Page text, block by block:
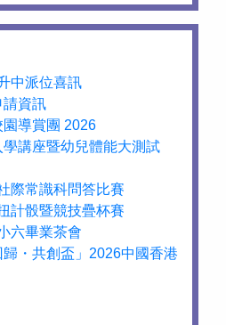
中派位喜訊
請資訊
導賞團 2026
講座暨幼兒體能大測試
際常識科問答比賽
計骰暨競技疊杯賽
六畢業茶會
・共創盃」2026中國香港